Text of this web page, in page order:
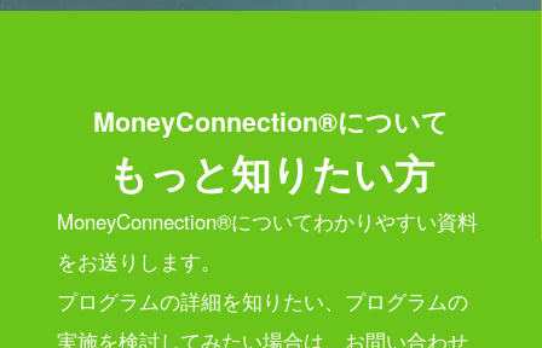
MoneyConnection®について
もっと知りたい方
MoneyConnection®についてわかりやすい資料
をお送りします。
プログラムの詳細を知りたい、プログラムの
実施を検討してみたい場合は、 お問い合わせ